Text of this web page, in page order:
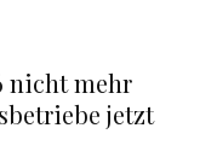
nicht mehr
jetzt